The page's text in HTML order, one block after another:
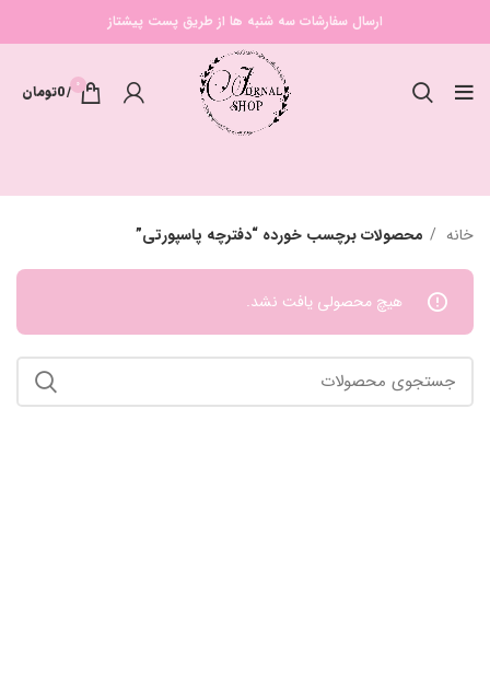
ارسال سفارشات سه شنبه ها از طریق پست پیشتاز
0
/
0تومان
خانه محصولات برچسب خورده “دفترچه پاسپورتی”
هیچ محصولی یافت نشد.